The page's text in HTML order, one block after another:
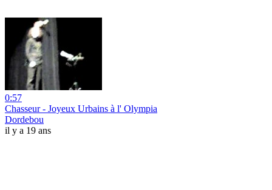
0:57
Chasseur - Joyeux Urbains à l' Olympia
Dordebou
il y a 19 ans